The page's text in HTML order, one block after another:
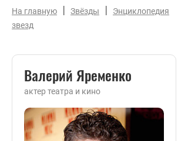
На главную | Звёзды |
Энциклопедия
звезд
Валерий Яременко
актер театра и кино